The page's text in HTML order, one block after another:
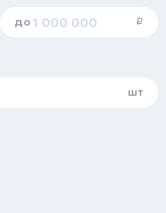
до i
шт